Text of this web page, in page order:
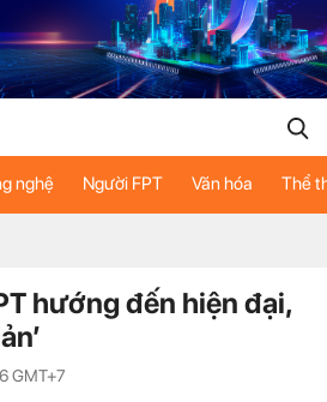
nghệ Người FPT Văn hóa Thể
hướng đến hiện đại,
GMT+7